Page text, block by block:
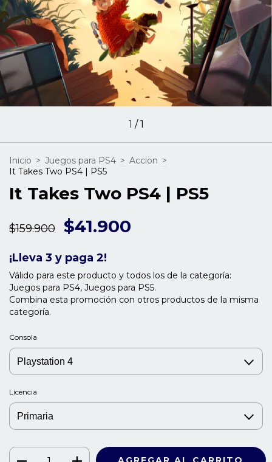
1 /1
Inicio > Juegos para PS4 > Accion >
It Takes Two PS4 | PS5
It Takes Two PS4 | PS5
$159.900 $41.900
¡Lleva 3 y paga 2!
Válido para este producto y todos los de la categoría:
Juegos para PS4, Juegos para PS5.
Combina esta promoción con otros productos de la misma
categoría.
Consola
Licencia